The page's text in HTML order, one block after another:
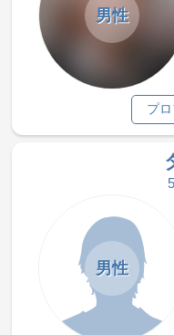
男性
プ
男性